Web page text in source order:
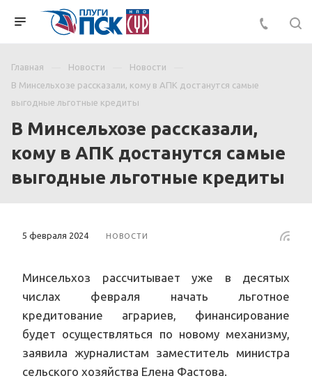
Главная Новости
Новости
В Минсельхозе рассказали, кому в АПК достанутся самые
выгодные льготные кредиты
В Минсельхозе рассказали,
кому в АПК достанутся самые
выгодные льготные кредиты
5 февраля 2024 НОВОСТИ
Минсельхоз рассчитывает уже в десятых
числах февраля начать льготное
кредитование аграриев, финансирование
будет осуществляться по новому механизму,
заявила журналистам заместитель министра
сельского хозяйства Елена Фастова.